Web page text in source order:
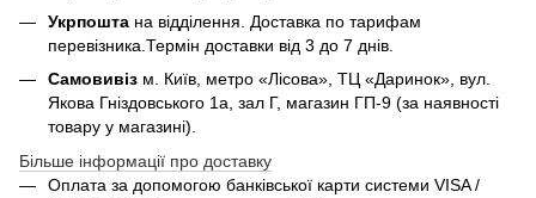
Укрпошта на відділення. Доставка по тарифам
перевізника.Термін доставки від 3 до 7 днів.
Самовивіз м. Київ, метро «Лісова», ТЦ «Даринок», вул.
Якова Гніздовського 1а, зал Г, магазин ГП-9 (за наявності
товару у магазині).
Більше інформації про доставку
Оплата за допомогою банківської карти системи VISA /